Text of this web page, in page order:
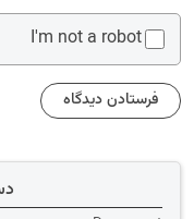
I'm not a robot